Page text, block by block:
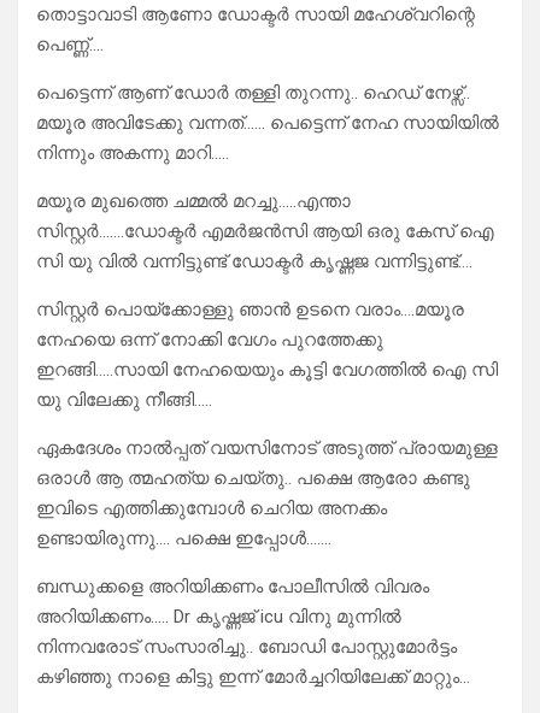
തൊട്ടാവാടി ആണോ ഡോക്ടർ സായി മഹേശ്വറിന്റെ
പെണ്ണ്….
പെട്ടെന്ന് ആണ് ഡോർ തള്ളി തുറന്നു.. ഹെഡ് നേഴ്സ്..
മയൂര അവിടേക്കു വന്നത്…… പെട്ടെന്ന് നേഹ സായിയിൽ
നിന്നും അകന്നു മാറി…..
മയൂര മുഖത്തെ ചമ്മൽ മറച്ചു…..എന്താ
സിസ്റ്റർ…….ഡോക്ടർ എമർജൻസി ആയി ഒരു കേസ് ഐ
സി യു വിൽ വന്നിട്ടുണ്ട് ഡോക്ടർ കൃഷ്ണജ വന്നിട്ടുണ്ട്….
സിസ്റ്റർ പൊയ്ക്കോള്ളു ഞാൻ ഉടനെ വരാം….മയൂര
നേഹയെ ഒന്ന് നോക്കി വേഗം പുറത്തേക്കു
ഇറങ്ങി…..സായി നേഹയെയും കൂട്ടി വേഗത്തിൽ ഐ സി
യു വിലേക്കു നീങ്ങി…..
ഏകദേശം നാൽപ്പത് വയസിനോട് അടുത്ത് പ്രായമുള്ള
ഒരാൾ ആ ത്മഹത്യ ചെയ്തു.. പക്ഷെ ആരോ കണ്ടു
ഇവിടെ എത്തിക്കുമ്പോൾ ചെറിയ അനക്കം
ഉണ്ടായിരുന്നു…. പക്ഷെ ഇപ്പോൾ…….
ബന്ധുക്കളെ അറിയിക്കണം പോലീസിൽ വിവരം
അറിയിക്കണം….. Dr കൃഷ്ണജ് icu വിനു മുന്നിൽ
നിന്നവരോട് സംസാരിച്ചു.. ബോഡി പോസ്റ്റുമോർട്ടം
കഴിഞ്ഞു നാളെ കിട്ടു ഇന്ന് മോർച്ചറിയിലേക്ക് മാറ്റും…